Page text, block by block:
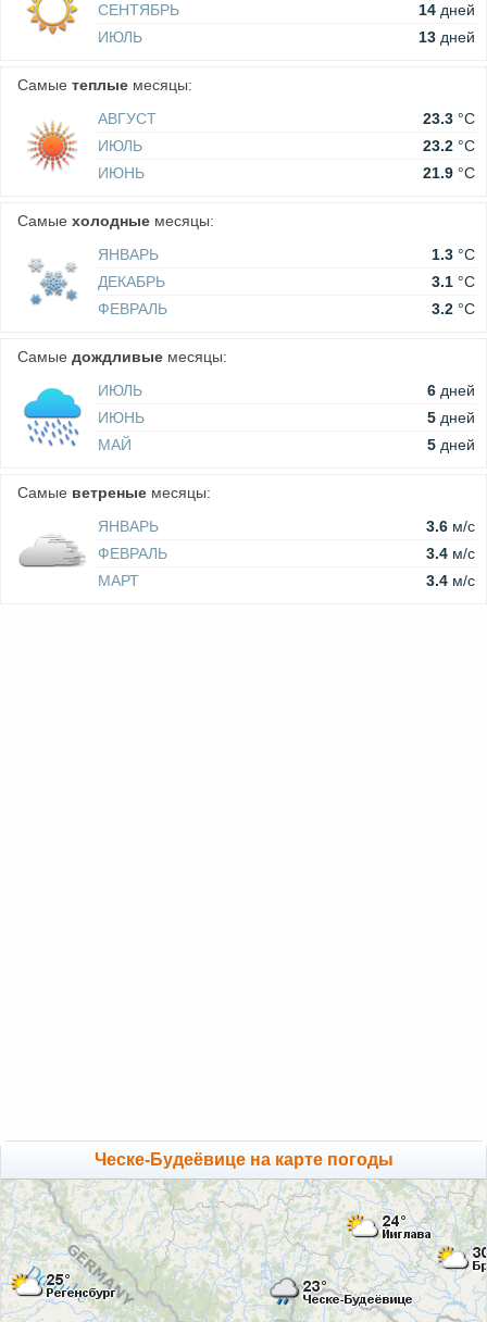
СЕНТЯБРЬ
14 дней
ИЮЛЬ
13 дней
Самые теплые месяцы:
АВГУСТ
23.3 °C
ИЮЛЬ
23.2 °C
ИЮНЬ
21.9 °C
Самые холодные месяцы:
ЯНВАРЬ
1.3 °C
ДЕКАБРЬ
3.1 °C
ФЕВРАЛЬ
3.2 °C
Самые дождливые месяцы:
ИЮЛЬ
6 дней
ИЮНЬ
5 дней
МАЙ
5 дней
Самые ветреные месяцы:
ЯНВАРЬ
3.6 м/c
ФЕВРАЛЬ
3.4 м/c
МАРТ
3.4 м/c
Ческе-Будеёвице на карте погоды